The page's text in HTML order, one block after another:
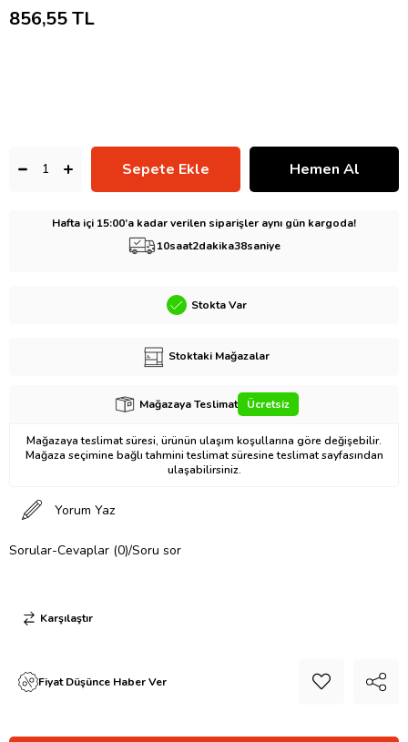
856,55 TL
Hafta içi 15:00’a kadar verilen siparişler aynı gün kargoda!
10saat2dakika37saniye
Stokta Var
Stoktaki Mağazalar
Mağazaya Teslimat Ücretsiz
Mağazaya teslimat süresi, ürünün ulaşım koşullarına göre değişebilir.
Mağaza seçimine bağlı tahmini teslimat süresine teslimat sayfasından
ulaşabilirsiniz.
Yorum Yaz
Sorular-Cevaplar (0)/Soru sor
Karşılaştır
Fiyat Düşünce Haber Ver